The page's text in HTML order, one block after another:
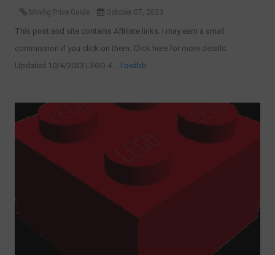
Minifig Price Guide October 07, 2023
This post and site contains Affiliate links. I may earn a small
commission if you click on them. Click here for more details.
Updated 10/4/2023 LEGO 4
...Tovább